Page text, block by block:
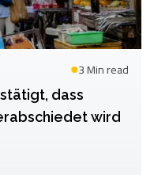
3 Minread
dass
wird